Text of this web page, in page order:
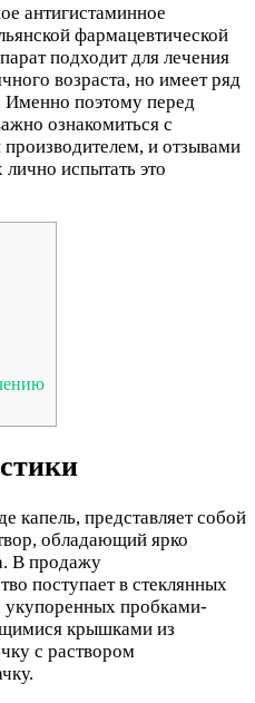
антигистаминное
фармацевтической
подходит для лечения
возраста, но имеет ряд
Именно поэтому перед
ознакомиться с
и отзывами
испытать это
капель, представляет собой
обладающий ярко
В продажу
поступает в стеклянных
пробками-
крышками из
с раствором